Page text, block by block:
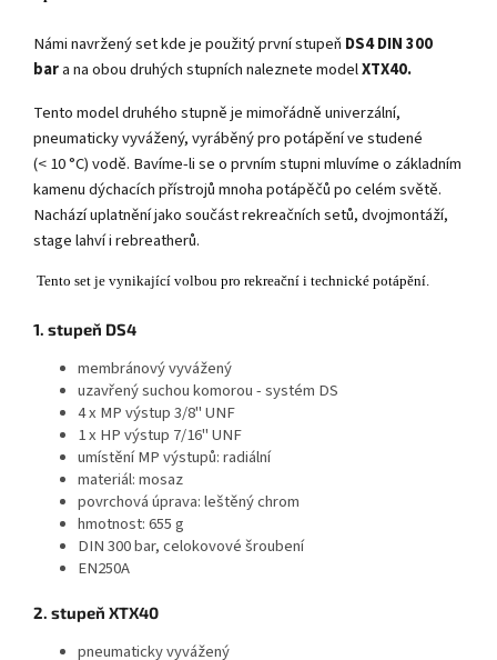
Námi navržený set kde je použitý první stupeň DS4 DIN 300
bara na obou druhých stupních naleznete modelXTX40.
Tento model druhého stupně je mimořádně univerzální,
pneumaticky vyvážený, vyráběný pro potápění ve studené
(< 10 °C) vodě. Bavíme-li se o prvním stupni mluvíme o základním
kamenu dýchacích přístrojů mnoha potápěčů po celém světě.
Nachází uplatnění jako součást rekreačních setů, dvojmontáží,
stage lahví i rebreatherů.
Tento set je vynikající volbou pro rekreační i technické potápění.
1. stupeň DS4
membránový vyvážený
uzavřený suchou komorou - systém DS
4 x MP výstup 3/8" UNF
1 x HP výstup 7/16" UNF
umístění MP výstupů: radiální
materiál: mosaz
povrchová úprava: leštěný chrom
hmotnost: 655 g
DIN 300 bar, celokovové šroubení
EN250A
2. stupeň XTX40
pneumaticky vyvážený